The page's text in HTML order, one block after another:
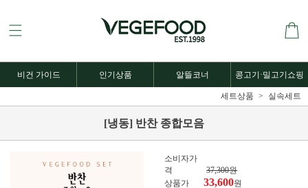
비건 가이드 인기상품 알뜰코너 콩고기·밀고기쇼핑
세트상품 실속세트
[냉동] 반찬 종합모음
소비자가
격
37,300원
상품가
33,600원